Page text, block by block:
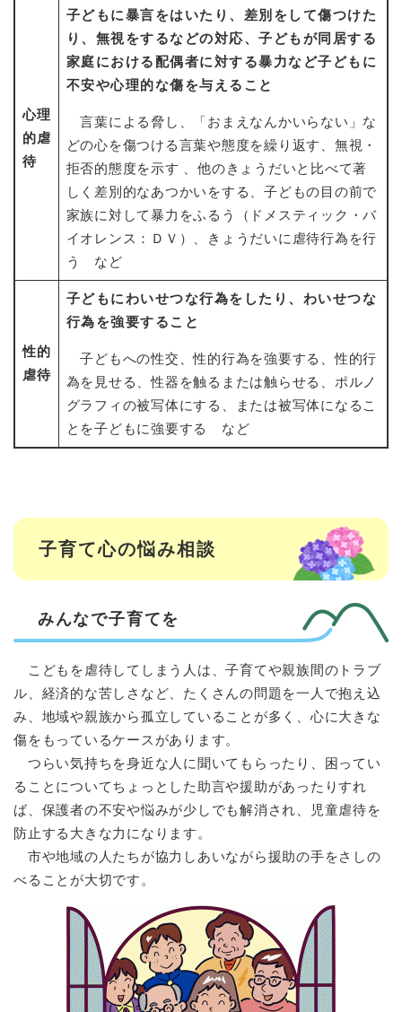
心理
的虐
待
子どもに暴言をはいたり、差別をして傷つけた
り、無視をするなどの対応、 子どもが同居する
家庭における配偶者に対する暴力など子どもに
不安や心理的な傷を与えること
言葉による脅し、「おまえなんかいらない」な
どの心を傷つける言葉や態度を繰り返す、無視・
拒否的態度を示す 、他のきょうだいと比べて著
しく差別的なあつかいをする、子どもの目の前で
家族に対して暴力をふるう（ドメスティック・バ
イオレンス：ＤＶ）、きょうだいに虐待行為を行
う など
性的
虐待
子どもにわいせつな行為をしたり、わいせつな
行為を強要すること
子どもへの性交、性的行為を強要する、性的行
為を見せる、性器を触るまたは触らせる、ポルノ
グラフィの被写体にする、または被写体になるこ
とを子どもに強要する など
子育て心の悩み相談
みんなで子育てを
こどもを虐待してしまう人は、子育てや親族間のトラブ
ル、経済的な苦しさなど、たくさんの問題を一人で抱え込
み、地域や親族から孤立していることが多く、心に大きな
傷をもっているケースがあります。
つらい気持ちを身近な人に聞いてもらったり、困ってい
ることについてちょっとした助言や援助があったりすれ
ば、保護者の不安や悩みが少しでも解消され、児童虐待を
防止する大きな力になります。
市や地域の人たちが協力しあいながら援助の手をさしの
べることが大切です。